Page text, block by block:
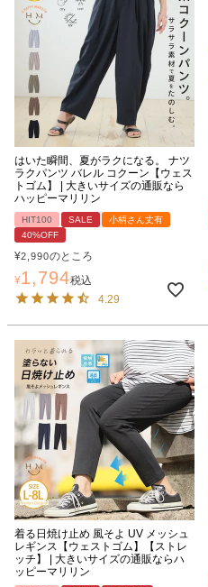
はいた瞬間、夏がラクになる。 ナツ
ラクパンツ バレル コクーン【ウェス
トゴム】 | 大きいサイズの通販なら
ハッピーマリリン
HIT100 SALE
小柄さん丈有
40%OFF
¥2,990のところ
¥1,794税込
4.29
着る日焼け止め 風そよ UV メッシュ
レギンス【ウェストゴム】【ストレ
ッチ】 | 大きいサイズの通販ならハ
ッピーマリリン